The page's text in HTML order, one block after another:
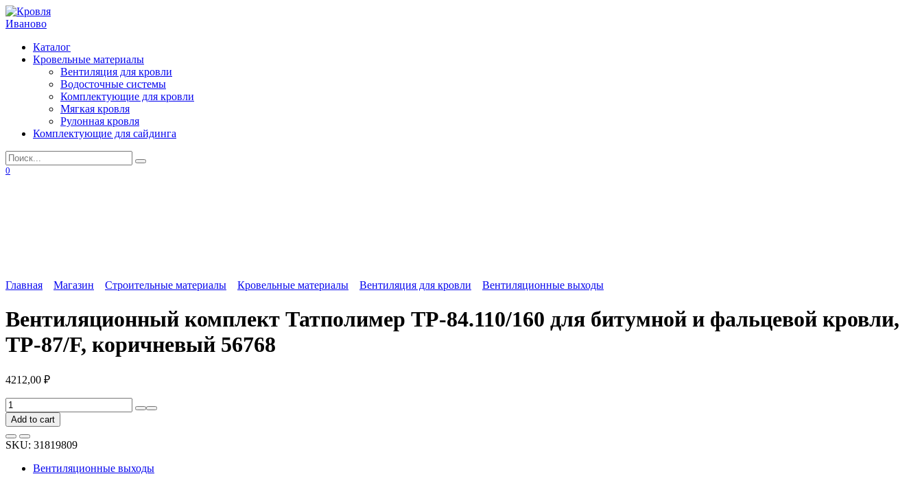
Перейти
к
Каталог
Кровельные материалы
Вентиляция для кровли
Водосточные системы
Комплектующие для кровли
Мягкая кровля
Рулонная кровля
Комплектующие для сайдинга
Search
for:
0
Главная Магазин Строительные материалы Кровельные материалы Вентиляция для кровли Вентиляционные выходы
Вентиляционный комплект Татполимер TP-84.110/160 для битумной и фальцевой кровли,
TP-87/F, коричневый 56768
4212,00 ₽
Вентиляционный
комплект
Татполимер
TP-
84.110/160
битумной
Add to cart
SKU: 31819809
Вентиляционные выходы